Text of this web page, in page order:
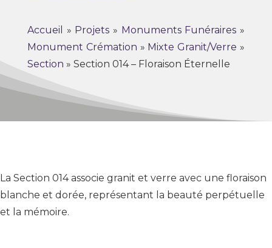
Accueil » Projets » Monuments Funéraires »
Monument Crémation » Mixte Granit/Verre »
Section » Section 014 – Floraison Éternelle
La Section 014 associe granit et verre avec une floraison
blanche et dorée, représentant la beauté perpétuelle
et la mémoire.